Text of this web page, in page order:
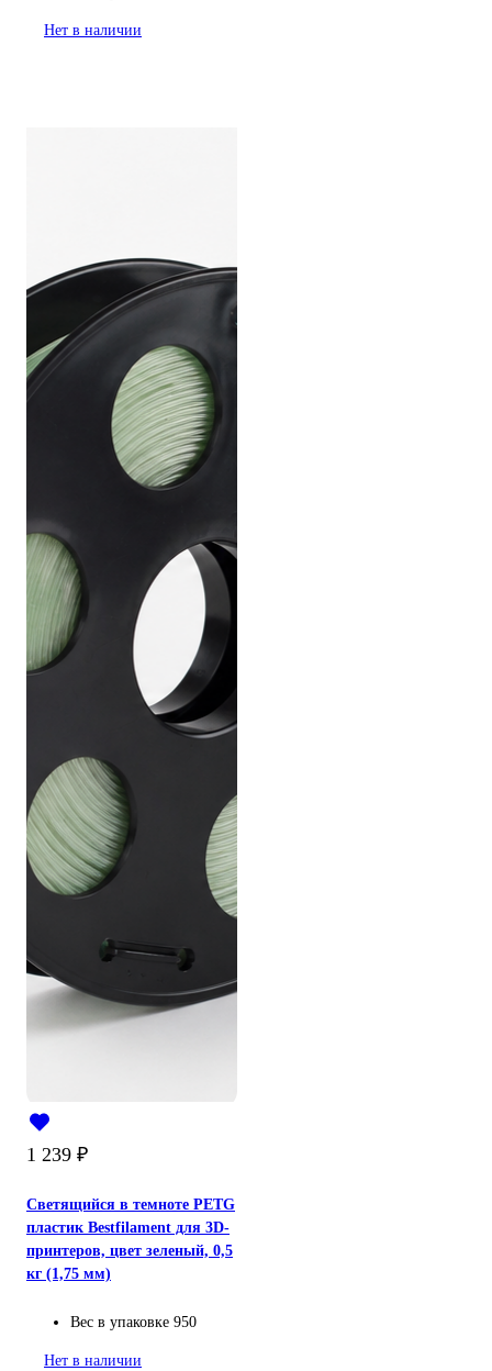
Нет в наличии
1 239 ₽
Светящийся в темноте PETG
пластик Bestfilament для 3D-
принтеров, цвет зеленый, 0,5
кг (1,75 мм)
Вес в упаковке 950
Нет в наличии